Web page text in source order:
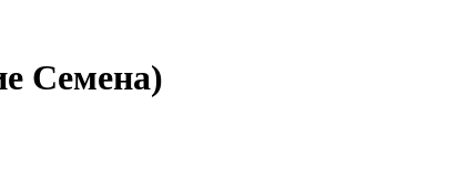
Семена)